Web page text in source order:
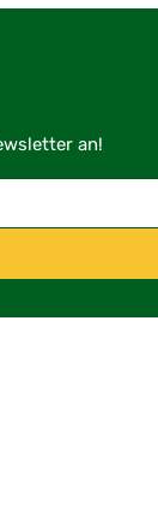
an!